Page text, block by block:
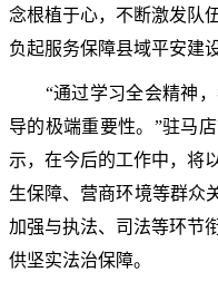
念根植于心，不断激发队
负起服务保障县域平安建
“通过学习全会精神，
导的极端重要性。”驻马
示，在今后的工作中，将
生保障、营商环境等群众
加强与执法、司法等环节
供坚实法治保障。